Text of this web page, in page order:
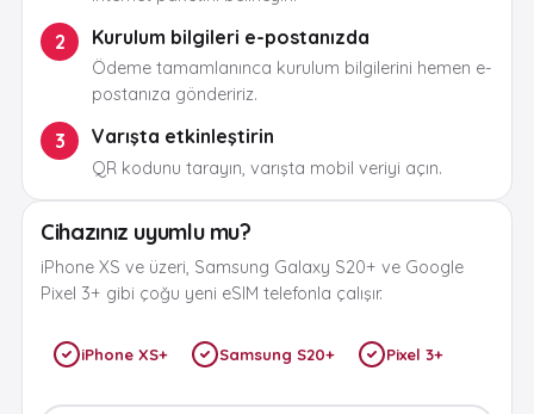
2 Kurulum bilgileri e-postanızda
Ödeme tamamlanınca kurulum bilgilerini hemen e-
postanıza göndeririz.
3 Varışta etkinleştirin
QR kodunu tarayın, varışta mobil veriyi açın.
Cihazınız uyumlu mu?
iPhone XS ve üzeri, Samsung Galaxy S20+ ve Google
Pixel 3+ gibi çoğu yeni eSIM telefonla çalışır.
iPhone XS+ Samsung S20+ Pixel 3+